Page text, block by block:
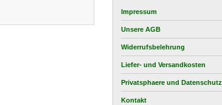
Impressum
Unsere AGB
Widerrufsbelehrung
Liefer- und Versandkosten
Privatsphaere und Datenschutz
Kontakt